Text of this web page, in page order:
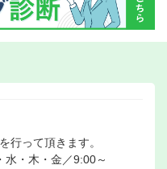
行って頂きます。
水・木・金／9:00～